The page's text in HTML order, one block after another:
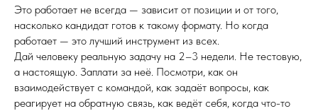
Это работает не всегда — зависит от позиции и от того,
насколько кандидат готов к такому формату. Но когда
работает — это лучший инструмент из всех.
Дай человеку реальную задачу на 2–3 недели. Не тестовую,
а настоящую. Заплати за неё. Посмотри, как он
взаимодействует с командой, как задаёт вопросы, как
реагирует на обратную связь, как ведёт себя, когда что-то